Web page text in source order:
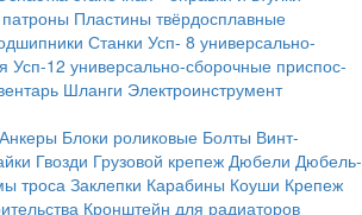
Пластины твёрдосплавные
Станки Усп- 8 универсально-
Усп-12 универсально-сборочные приспос-
Шланги Электроинструмент
Анкеры Блоки роликовые Болты Винт-
Гвозди Грузовой крепеж Дюбели Дюбель-
троса Заклепки Карабины Коуши Крепеж
Кронштейн для радиаторов